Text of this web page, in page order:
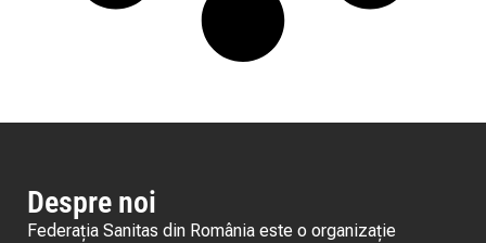
Despre noi
Federația Sanitas din România este o organizație